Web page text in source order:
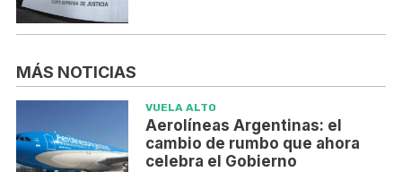
MÁS NOTICIAS
VUELA ALTO
Aerolíneas Argentinas: el
cambio de rumbo que ahora
celebra el Gobierno